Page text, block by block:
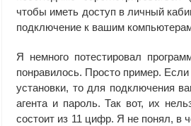
чтобы иметь доступ в личный
подключение к вашим
Я немного потестировал
понравилось. Просто пример. Если
установки, то для подключения
агента и пароль. Так вот, их
состоит из 11 цифр. Я не понял, в